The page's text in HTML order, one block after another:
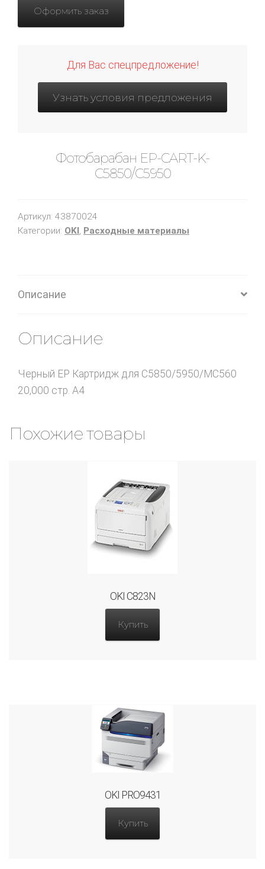
Оформить заказ
Для Вас спецпредложение!
Узнать условия предложения
Фотобарабан EP-CART-K-
C5850/C5950
Артикул: 43870024
Категории: OKI, Расходные материалы
Описание
Описание
Черный EP Картридж для C5850/5950/MC560
20,000 стр. A4
Похожие товары
OKI C823N
Купить
OKI PRO9431
Купить